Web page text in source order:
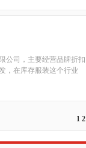
公司，主要经营品牌折扣
，在库存服装这个行业
1 2